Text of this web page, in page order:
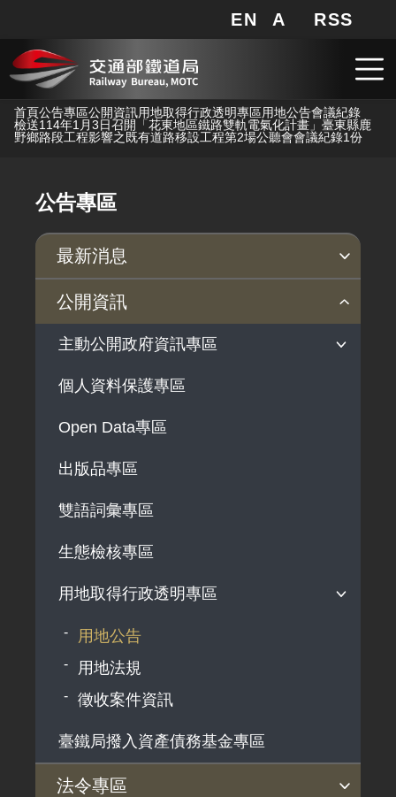
跳到主要內容
網站地圖
EN A 局長信箱
RSS
首頁公告專區公開資訊用地取得行政透明專區用地公告會議紀錄
檢送114年1月3日召開「花東地區鐵路雙軌電氣化計畫」臺東縣鹿
野鄉路段工程影響之既有道路移設工程第2場公聽會會議紀錄1份
公告專區
最新消息
新聞稿
公聽會
公告事項
公開資訊
主動公開政府資訊專區
法律及法規命令
解釋性規定及裁量基準
行政指導有關文書
施政計畫、業務統計及研究報告
預算與決算書
政策宣導廣告支出
個人資料保護專區
Open Data專區
出版品專區
雙語詞彙專區
生態檢核專區
用地取得行政透明專區
用地公告
用地法規
徵收案件資訊
臺鐵局撥入資產債務基金專區
法令專區